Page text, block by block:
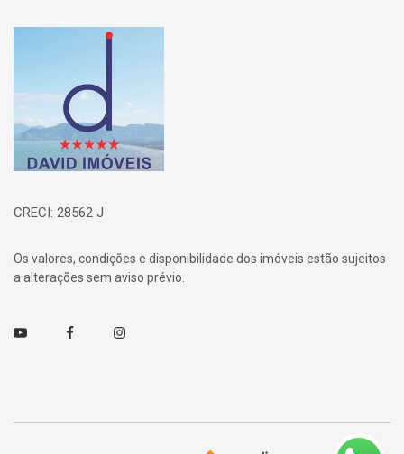
Página inicial
CRECI: 28562 J
Os valores, condições e disponibilidade dos imóveis estão sujeitos
a alterações sem aviso prévio.
Youtube FacebookInstagram